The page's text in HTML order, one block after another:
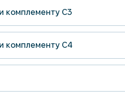
комплементу С3
комплементу С4